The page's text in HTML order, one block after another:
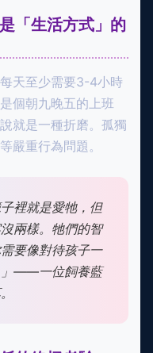
「生活方式」的
天至少需要3-4小時
個朝九晚五的上班
就是一種折磨。孤獨
嚴重行為問題。
裡就是愛牠，但
兩樣。牠們的智
要像對待孩子一
」——一位飼養藍